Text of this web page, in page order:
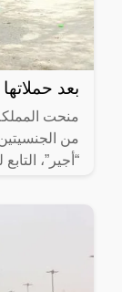
بعد
منحت
من
“أجير”،